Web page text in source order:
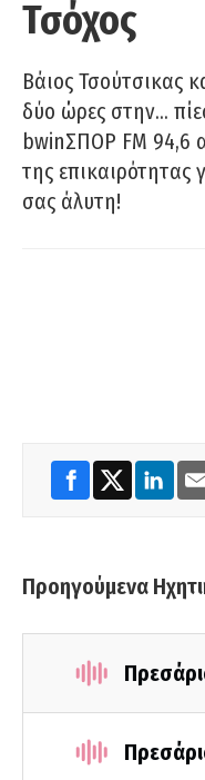
Τσόχος
Βάιος Τσούτσικας
δύο ώρες στην…
bwinΣΠΟΡ FM 94,6
της επικαιρότητας
σας άλυτη!
Προηγούμενα